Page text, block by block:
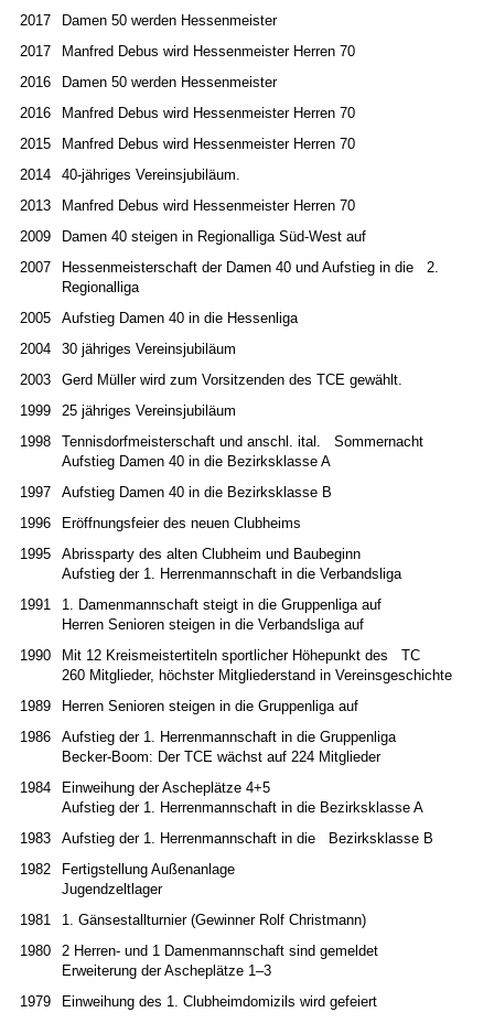
2017
Damen 50 werden Hessenmeister
2017
Manfred Debus wird Hessenmeister Herren 70
2016
Damen 50 werden Hessenmeister
2016
Manfred Debus wird Hessenmeister Herren 70
2015
Manfred Debus wird Hessenmeister Herren 70
2014
40-jähriges Vereinsjubiläum.
2013
Manfred Debus wird Hessenmeister Herren 70
2009
Damen 40 steigen in Regionalliga Süd-West auf
2007
Hessenmeisterschaft der Damen 40 und Aufstieg in die 2.
Regionalliga
2005
Aufstieg Damen 40 in die Hessenliga
2004
30 jähriges Vereinsjubiläum
2003
Gerd Müller wird zum Vorsitzenden des TCE gewählt.
1999
25 jähriges Vereinsjubiläum
1998
Tennisdorfmeisterschaft und anschl. ital. Sommernacht
Aufstieg Damen 40 in die Bezirksklasse A
1997
Aufstieg Damen 40 in die Bezirksklasse B
1996
Eröffnungsfeier des neuen Clubheims
1995
Abrissparty des alten Clubheim und Baubeginn
Aufstieg der 1. Herrenmannschaft in die Verbandsliga
1991
1. Damenmannschaft steigt in die Gruppenliga auf
Herren Senioren steigen in die Verbandsliga auf
1990
Mit 12 Kreismeistertiteln sportlicher Höhepunkt des TC
260 Mitglieder, höchster Mitgliederstand in Vereinsgeschichte
1989
Herren Senioren steigen in die Gruppenliga auf
1986
Aufstieg der 1. Herrenmannschaft in die Gruppenliga
Becker-Boom: Der TCE wächst auf 224 Mitglieder
1984
Einweihung der Ascheplätze 4+5
Aufstieg der 1. Herrenmannschaft in die Bezirksklasse A
1983
Aufstieg der 1. Herrenmannschaft in die Bezirksklasse B
1982
Fertigstellung Außenanlage
Jugendzeltlager
1981
1. Gänsestallturnier (Gewinner Rolf Christmann)
1980
2 Herren- und 1 Damenmannschaft sind gemeldet
Erweiterung der Ascheplätze 1–3
1979
Einweihung des 1. Clubheimdomizils wird gefeiert